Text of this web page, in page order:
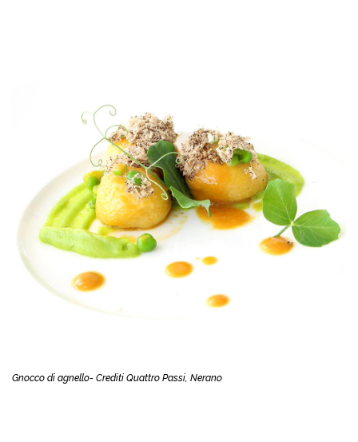
Gnocco di agnello- Crediti Quattro Passi, Nerano